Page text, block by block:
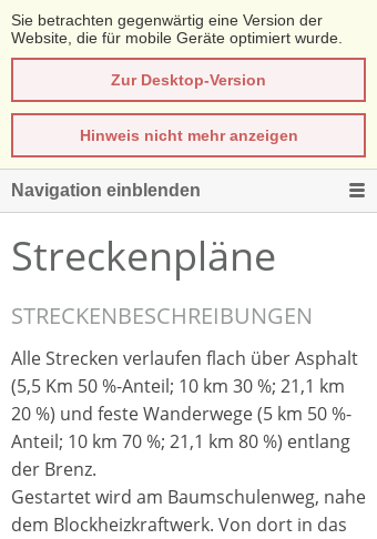
Sie betrachten gegenwärtig eine Version der
Website, die für mobile Geräte optimiert wurde.
Zur Desktop-Version
Hinweis nicht mehr anzeigen
Navigation einblenden
Streckenpläne
STRECKENBESCHREIBUNGEN
Alle Strecken verlaufen flach über Asphalt
(5,5 Km 50 %-Anteil; 10 km 30 %; 21,1 km
20 %) und feste Wanderwege (5 km 50 %-
Anteil; 10 km 70 %; 21,1 km 80 %) entlang
der Brenz.
Gestartet wird am Baumschulenweg, nahe
dem Blockheizkraftwerk. Von dort in das